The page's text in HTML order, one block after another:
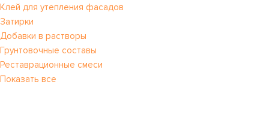
Клей для утепления фасадов
Затирки
Добавки в растворы
Грунтовочные составы
Реставрационные смеси
Показать все